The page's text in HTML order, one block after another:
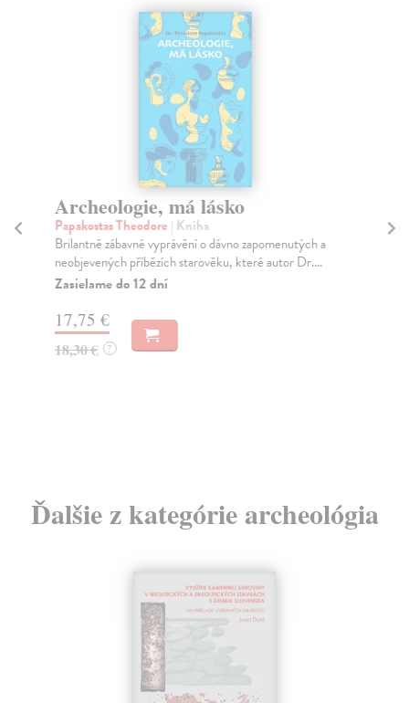
Archeologie, má lásko
Papakostas Theodore | Kniha
Brilantně zábavné vyprávění o dávno zapomenutých a
neobjevených příbězích starověku, které autor Dr....
Zasielame do 12 dní
17,75 €
18,30 € ?
Ďalšie z kategórie archeológia